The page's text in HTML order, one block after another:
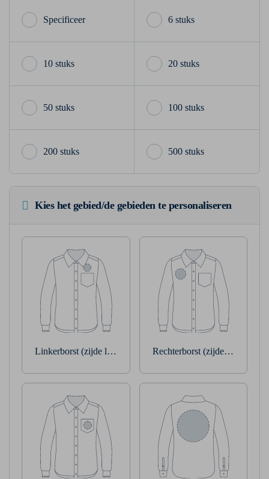
6 stuks
10 stuks 20 stuks
50 stuks 100 stuks
200 stuks 500 stuks
Kies het gebied/de gebieden te personaliseren
Linkerborst (zijde linkerarm) Rechterborst (zijde